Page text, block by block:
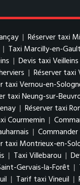
| Réserver taxi
| Taxi Marcilly-en-Gault
| Devis taxi Veilleins
| Réserver taxi
taxi Vernou-en-
taxi Neung-sur-
| Réserver taxi
Courmemin |
|
taxi Montrieux-en-
| Taxi Villebarou |
Gervais-la-Forêt |
| Tarif taxi Vineuil |